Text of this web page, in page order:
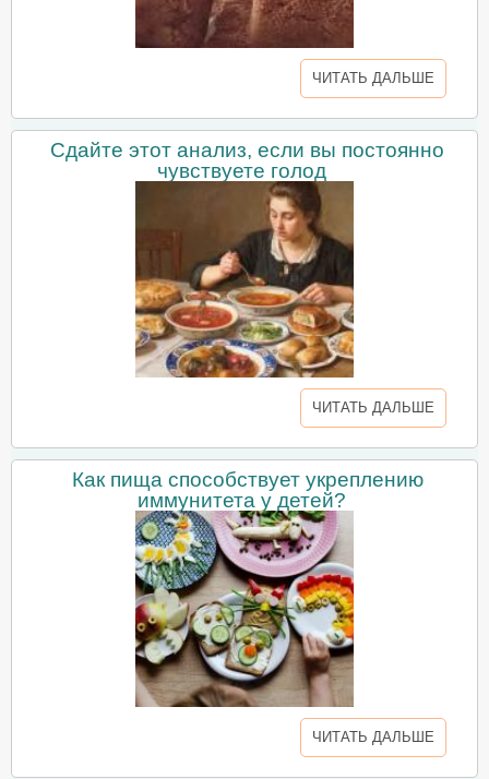
ЧИТАТЬ ДАЛЬШЕ
Сдайте этот анализ, если вы постоянно
чувствуете голод
ЧИТАТЬ ДАЛЬШЕ
Как пища способствует укреплению
иммунитета у детей?
ЧИТАТЬ ДАЛЬШЕ